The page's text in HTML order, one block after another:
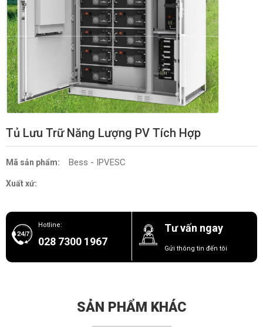
Tủ Lưu Trữ Năng Lượng PV Tích Hợp
Mã sản phẩm: Bess - IPVESC
Xuất xứ:
Hotline:
028 7300 1967
Tư vấn ngay
Gửi thông tin đến tôi
SẢN PHẨM KHÁC